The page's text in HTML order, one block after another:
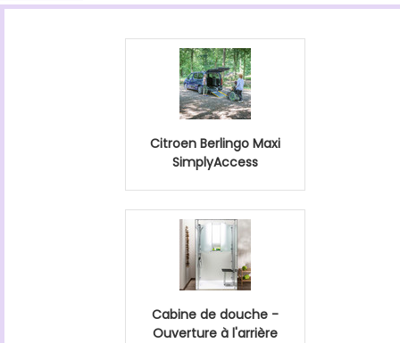
Citroen Berlingo Maxi
SimplyAccess
Cabine de douche -
Ouverture à l'arrière